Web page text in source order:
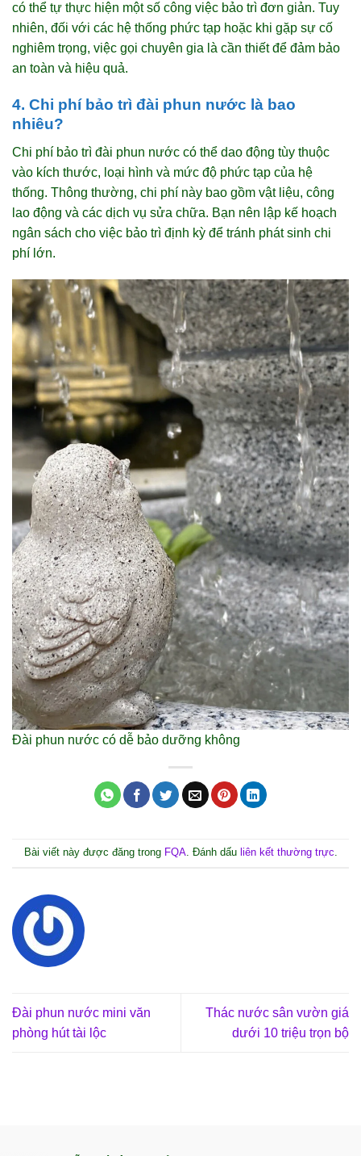
có thể tự thực hiện một số công việc bảo trì đơn giản. Tuy
nhiên, đối với các hệ thống phức tạp hoặc khi gặp sự cố
nghiêm trọng, việc gọi chuyên gia là cần thiết để đảm bảo
an toàn và hiệu quả.
4. Chi phí bảo trì đài phun nước là bao
nhiêu?
Chi phí bảo trì đài phun nước có thể dao động tùy thuộc
vào kích thước, loại hình và mức độ phức tạp của hệ
thống. Thông thường, chi phí này bao gồm vật liệu, công
lao động và các dịch vụ sửa chữa. Bạn nên lập kế hoạch
ngân sách cho việc bảo trì định kỳ để tránh phát sinh chi
phí lớn.
Đài phun nước có dễ bảo dưỡng không
Bài viết này được đăng trong FQA. Đánh dấu liên kết thường trực.
Đài phun nước mini văn
phòng hút tài lộc
Thác nước sân vườn giá
dưới 10 triệu trọn bộ